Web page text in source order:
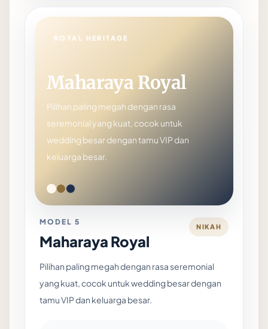
ROYAL HERITAGE
Maharaya Royal
Pilihan paling megah dengan rasa
seremonial yang kuat, cocok untuk
wedding besar dengan tamu VIP dan
keluarga besar.
MODEL 5
Maharaya Royal
NIKAH
Pilihan paling megah dengan rasa seremonial
yang kuat, cocok untuk wedding besar dengan
tamu VIP dan keluarga besar.